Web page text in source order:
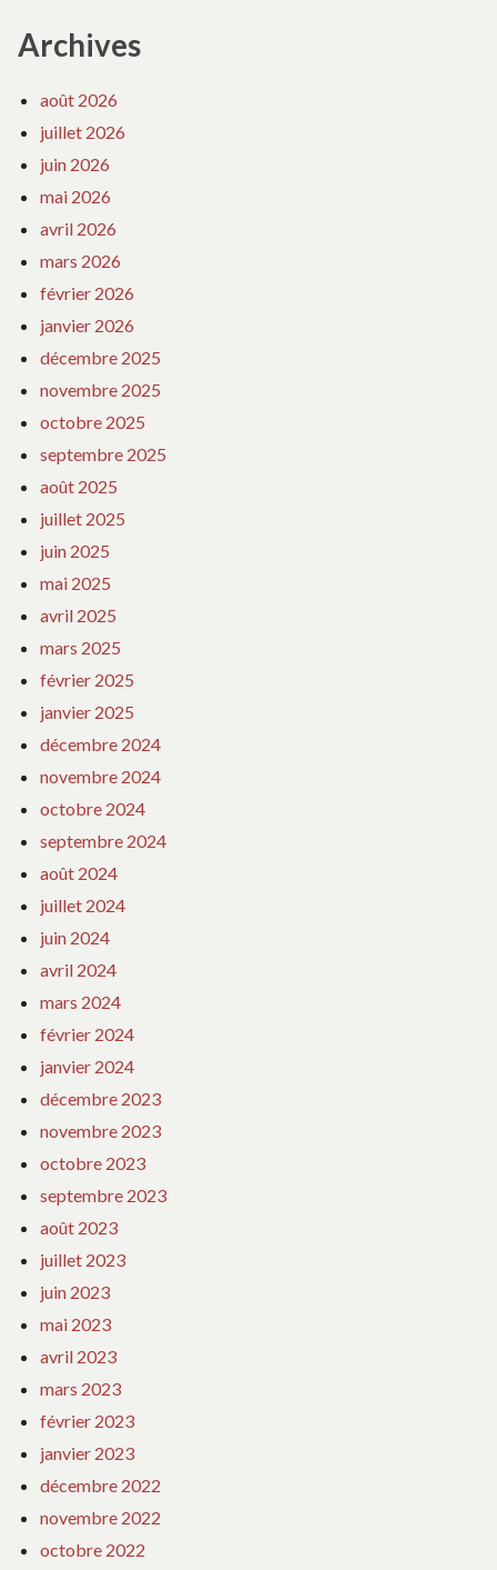
Archives
août 2026
juillet 2026
juin 2026
mai 2026
avril 2026
mars 2026
février 2026
janvier 2026
décembre 2025
novembre 2025
octobre 2025
septembre 2025
août 2025
juillet 2025
juin 2025
mai 2025
avril 2025
mars 2025
février 2025
janvier 2025
décembre 2024
novembre 2024
octobre 2024
septembre 2024
août 2024
juillet 2024
juin 2024
avril 2024
mars 2024
février 2024
janvier 2024
décembre 2023
novembre 2023
octobre 2023
septembre 2023
août 2023
juillet 2023
juin 2023
mai 2023
avril 2023
mars 2023
février 2023
janvier 2023
décembre 2022
novembre 2022
octobre 2022